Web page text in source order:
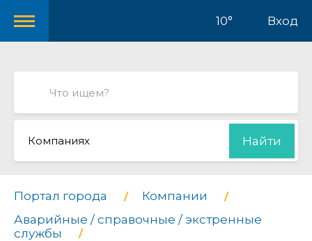
10° Вход
Компаниях Найти
Портал города
Компании
Аварийные / справочные / экстренные
службы